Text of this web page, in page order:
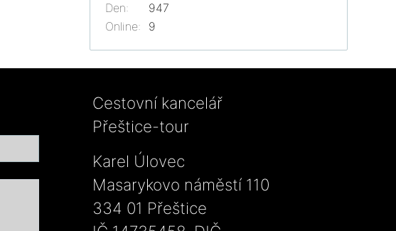
Online: 9
Den:
947
Cestovní kancelář
Přeštice-tour
Karel Úlovec
Masarykovo náměstí 110
334 01 Přeštice